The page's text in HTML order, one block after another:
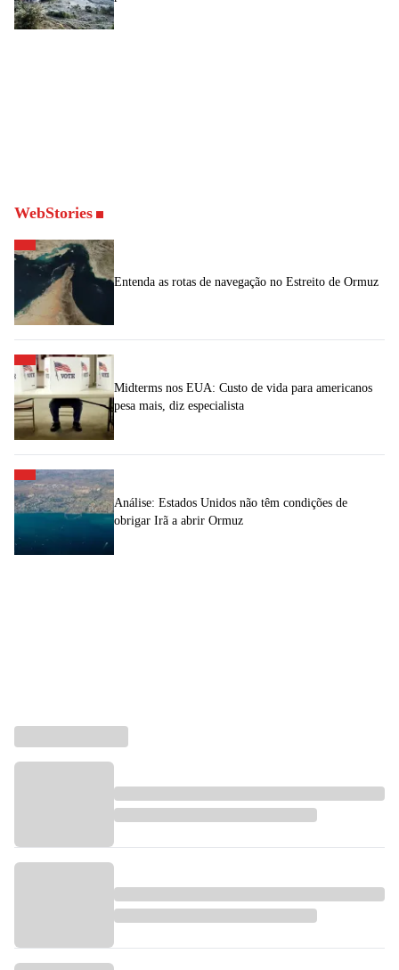
WebStories
Entenda as rotas de navegação no Estreito de Ormuz
Midterms nos EUA: Custo de vida para americanos
pesa mais, diz especialista
Análise: Estados Unidos não têm condições de
obrigar Irã a abrir Ormuz